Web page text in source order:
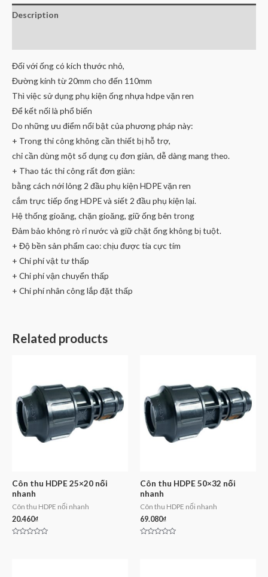
Description
Đối với ống có kích thước nhỏ,
Đường kính từ 20mm cho đến 110mm
Thì việc sử dụng phụ kiện ống nhựa hdpe vặn ren
Để kết nối là phổ biến
Do những ưu điểm nổi bật của phương pháp này:
+ Trong thi công không cần thiết bị hỗ trợ,
chỉ cần dùng một số dụng cụ đơn giản, dễ dàng mang theo.
+ Thao tác thi công rất đơn giản:
bằng cách nới lỏng 2 đầu phụ kiện HDPE vặn ren
cắm trực tiếp ống HDPE và siết 2 đầu phụ kiện lại.
Hệ thống gioăng, chặn gioăng, giữ ống bên trong
Đảm bảo không rò rỉ nước và giữ chặt ống không bị tuột.
+ Độ bền sản phẩm cao: chịu được tia cực tím
+ Chi phí vật tư thấp
+ Chi phí vận chuyển thấp
+ Chi phí nhân công lắp đặt thấp
Related products
Côn thu HDPE 25×20 nối
nhanh
Côn thu HDPE nối nhanh
20.460₫
Côn thu HDPE 50×32 nối
nhanh
Côn thu HDPE nối nhanh
69.080₫